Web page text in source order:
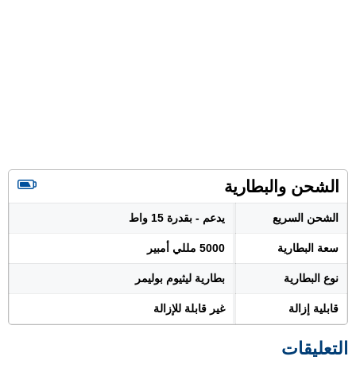
الشحن والبطارية
الشحن السريع يدعم - بقدرة 15 واط
سعة البطارية 5000 مللي أمبير
نوع البطارية بطارية ليثيوم بوليمر
قابلية إزالة غير قابلة للإزالة
التعليقات